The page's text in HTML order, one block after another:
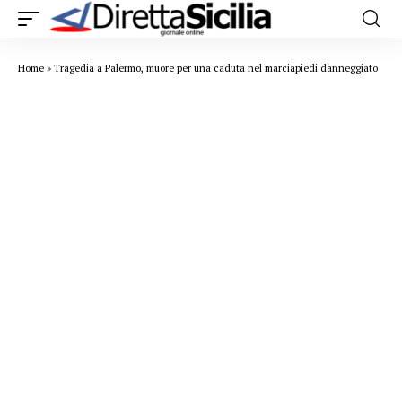
Home » Tragedia a Palermo, muore per una caduta nel marciapiedi danneggiato